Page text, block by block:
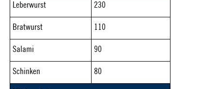
Leberwurst 230
Bratwurst 110
Salami 90
Schinken 80